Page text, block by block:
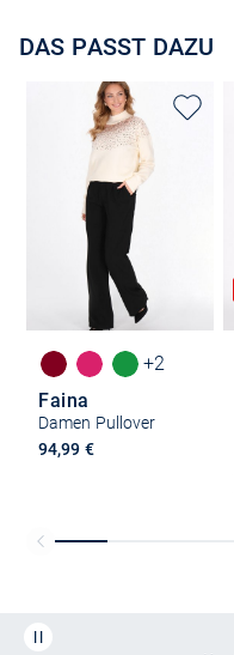
DAS PASST DAZU
+2
Faina
Damen Pullover
94,99 €